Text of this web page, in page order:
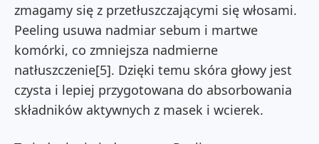
zmagamy się z przetłuszczającymi się włosami.
Peeling usuwa nadmiar sebum i martwe
komórki, co zmniejsza nadmierne
natłuszczenie[5]. Dzięki temu skóra głowy jest
czysta i lepiej przygotowana do absorbowania
składników aktywnych z masek i wcierek.